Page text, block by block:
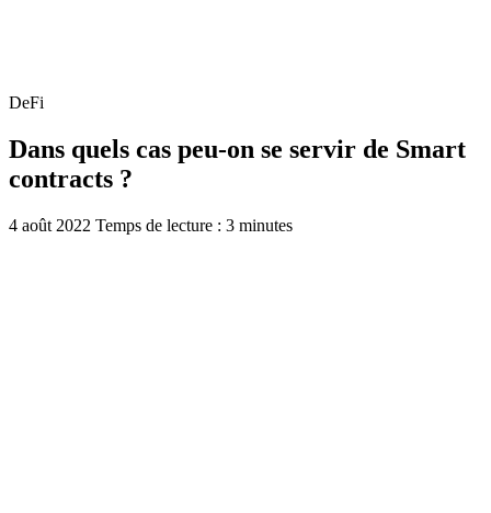
DeFi
Dans quels cas peu-on se servir de Smart
contracts ?
4 août 2022 Temps de lecture : 3 minutes